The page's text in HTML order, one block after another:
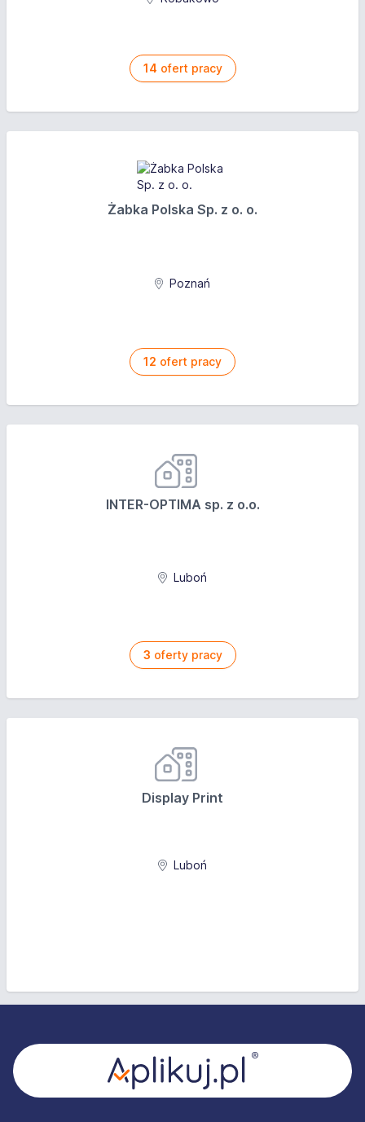
14 ofert pracy
Żabka Polska Sp. z o. o.
Poznań
12 ofert pracy
INTER-OPTIMA sp. z o.o.
Luboń
3 oferty pracy
Display Print
Luboń